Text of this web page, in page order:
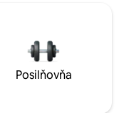
Posilňovňa